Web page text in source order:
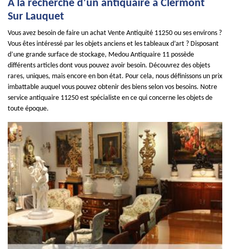
A la recherche d’un antiquaire à Clermont
Sur Lauquet
Vous avez besoin de faire un achat Vente Antiquité 11250 ou ses environs ?
Vous êtes intéressé par les objets anciens et les tableaux d’art ? Disposant
d’une grande surface de stockage, Medou Antiquaire 11 possède
différents articles dont vous pouvez avoir besoin. Découvrez des objets
rares, uniques, mais encore en bon état. Pour cela, nous définissons un prix
imbattable auquel vous pouvez obtenir des biens selon vos besoins. Notre
service antiquaire 11250 est spécialiste en ce qui concerne les objets de
toute époque.